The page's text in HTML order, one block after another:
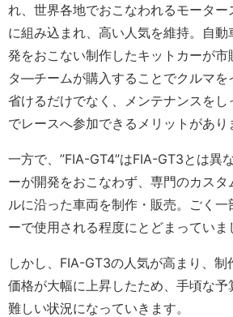
れ、世界各地でおこなわれるモータ
に組み込まれ、高い人気を維持。自
発をおこない制作したキットカーが市
タ―チームが購入することでクルマを
省けるだけでなく、メンテナンスをし
でレースへ参加できるメリットがあり
一方で、”FIA-GT4”はFIA-GT3とは異
ーが開発をおこなわず、専門のカス
ルに沿った車両を制作・販売。ごく一
ーで使用される程度にとどまっていま
しかし、FIA-GT3の人気が高まり、
価格が大幅に上昇したため、手頃な
難しい状況になっていきます。